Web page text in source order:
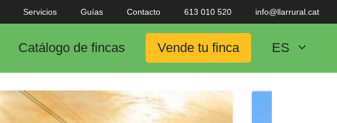
Servicios Guías Contacto 613 010 520 info@llarrural.cat
Catálogo de fincas Vende tu finca ES